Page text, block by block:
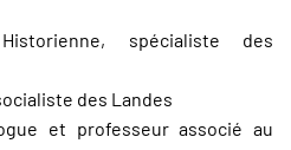
spécialiste des
des Landes
et professeur associé au